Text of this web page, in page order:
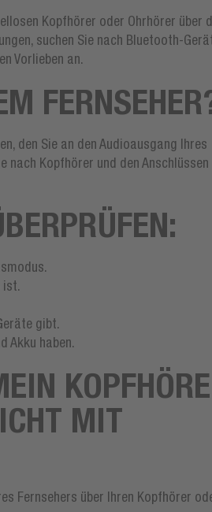
Kopfhörer oder Ohrhörer über
suchen Sie nach Bluetooth-
Vorlieben an.
den Sie an den Audioausgang Ihres
nach Kopfhörer und den Anschlüssen
ist.
gibt.
Akku haben.
MIT
Fernsehers über Ihren Kopfhörer